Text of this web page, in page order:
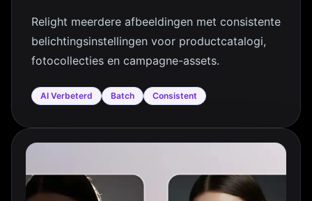
Relight meerdere afbeeldingen met consistente
belichtingsinstellingen voor productcatalogi,
fotocollecties en campagne-assets.
AI Verbeterd Batch Consistent